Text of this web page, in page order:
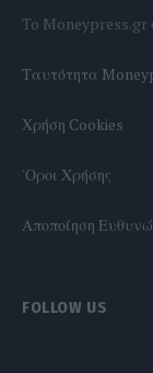
To Moneypress.gr
Tαυτότητα
Χρήση Cookies
'Οροι Χρήσης
Αποποίηση
FOLLOW US